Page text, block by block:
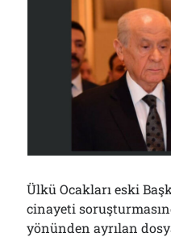
31/07/2026
Arşivler
Ülkü Ocakları eski
cinayeti
yönünden ayrılan